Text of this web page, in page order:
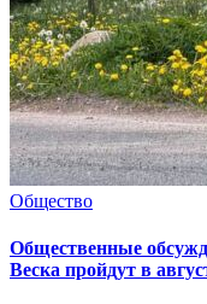
Общество
Общественные
Веска пройдут в